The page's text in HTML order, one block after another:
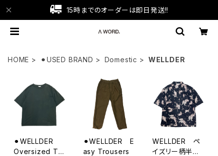
15時までのオーダーは即日発送!!
HOME ⚫︎USED BRAND Domestic WELLDER
⚫︎WELLDER
Oversized Te
⚫︎WELLDER E
asy Trousers
WELLDER ペ
イズリー柄半袖